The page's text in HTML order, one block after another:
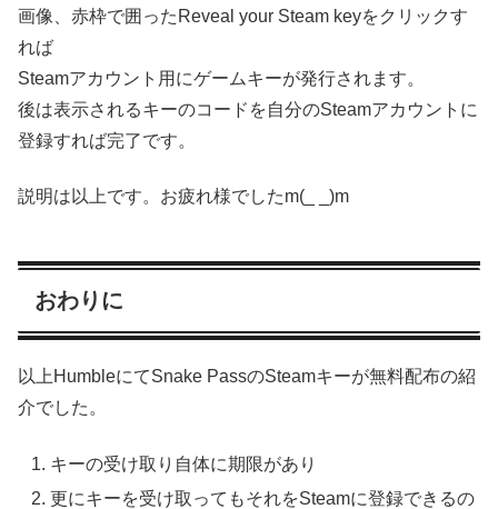
画像、赤枠で囲ったReveal your Steam keyをクリックす
れば
Steamアカウント用にゲームキーが発行されます。
後は表示されるキーのコードを自分のSteamアカウントに
登録すれば完了です。
説明は以上です。お疲れ様でしたm(_ _)m
おわりに
以上HumbleにてSnake PassのSteamキーが無料配布の紹
介でした。
キーの受け取り自体に期限があり
更にキーを受け取ってもそれをSteamに登録できるの